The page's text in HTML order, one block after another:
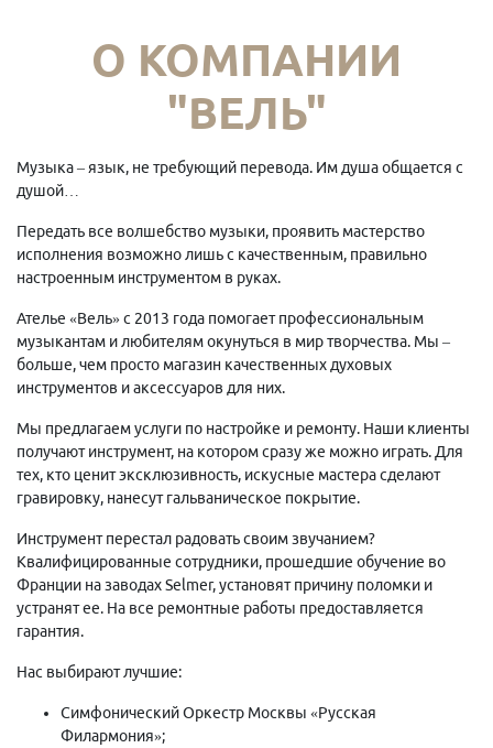
О КОМПАНИИ
"ВЕЛЬ"
Музыка – язык, не требующий перевода. Им душа общается с
душой…
Передать все волшебство музыки, проявить мастерство
исполнения возможно лишь с качественным, правильно
настроенным инструментом в руках.
Ателье «Вель» с 2013 года помогает профессиональным
музыкантам и любителям окунуться в мир творчества. Мы –
больше, чем просто магазин качественных духовых
инструментов и аксессуаров для них.
Мы предлагаем услуги по настройке и ремонту. Наши клиенты
получают инструмент, на котором сразу же можно играть. Для
тех, кто ценит эксклюзивность, искусные мастера сделают
гравировку, нанесут гальваническое покрытие.
Инструмент перестал радовать своим звучанием?
Квалифицированные сотрудники, прошедшие обучение во
Франции на заводах Selmer, установят причину поломки и
устранят ее. На все ремонтные работы предоставляется
гарантия.
Нас выбирают лучшие:
Симфонический Оркестр Москвы «Русская
Филармония»;